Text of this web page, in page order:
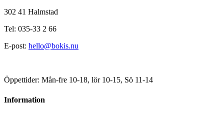
302 41 Halmstad
Tel: 035-33 2 66
E-post: hello@bokis.nu
Öppettider: Mån-fre 10-18, lör 10-15, Sö 11-14
Information